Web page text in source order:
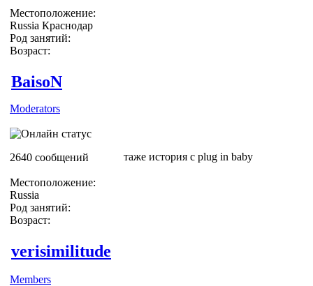
Местоположение:
Russia Краснодар
Род занятий:
Возраст:
BaisoN
Moderators
2640 сообщений
Местоположение:
Russia
Род занятий:
Возраст:
таже история с plug in baby
verisimilitude
Members